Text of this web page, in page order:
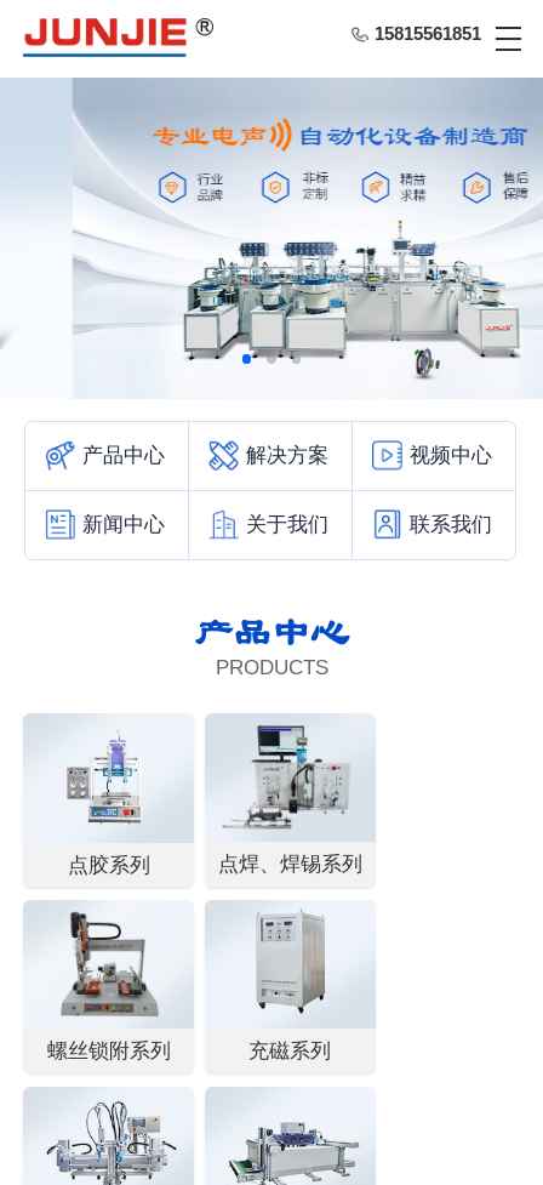
15815561851
产品中心 解决方案 视频中心
新闻中心 关于我们 联系我们
产品中心
PRODUCTS
点胶系列 点焊、焊锡系列
螺丝锁附系列 充磁系列